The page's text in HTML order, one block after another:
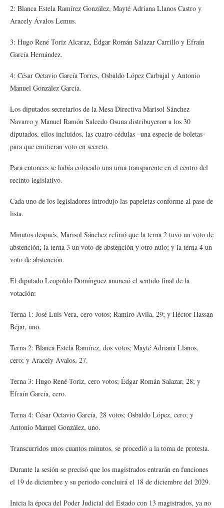
2: Blanca Estela Ramírez González, Mayté Adriana Llanos Castro y
Aracely Ávalos Lemus.
3: Hugo René Toriz Alcaraz, Édgar Román Salazar Carrillo y Efraín
García Hernández.
4: César Octavio García Torres, Osbaldo López Carbajal y Antonio
Manuel González García.
Los diputados secretarios de la Mesa Directiva Marisol Sánchez
Navarro y Manuel Ramón Salcedo Osuna distribuyeron a los 30
diputados, ellos incluidos, las cuatro cédulas –una especie de boletas-
para que emitieran voto en secreto.
Para entonces se había colocado una urna transparente en el centro del
recinto legislativo.
Cada uno de los legisladores introdujo las papeletas conforme al pase de
lista.
Minutos después, Marisol Sánchez refirió que la terna 2 tuvo un voto de
abstención; la terna 3 un voto de abstención y otro nulo; y la terna 4 un
voto de abstención.
El diputado Leopoldo Domínguez anunció el sentido final de la
votación:
Terna 1: José Luis Vera, cero votos; Ramiro Ávila, 29; y Héctor Hassan
Béjar, uno.
Terna 2: Blanca Estela Ramírez, dos votos; Mayté Adriana Llanos,
cero; y Aracely Ávalos, 27.
Terna 3: Hugo René Toriz, cero votos; Édgar Román Salazar, 28; y
Efraín García, cero.
Terna 4: César Octavio García, 28 votos; Osbaldo López, cero; y
Antonio Manuel González, uno.
Transcurridos unos cuantos minutos, se procedió a la toma de protesta.
Durante la sesión se precisó que los magistrados entrarán en funciones
el 19 de diciembre y su periodo concluirá el 18 de diciembre del 2029.
Inicia la época del Poder Judicial del Estado con 13 magistrados, ya no